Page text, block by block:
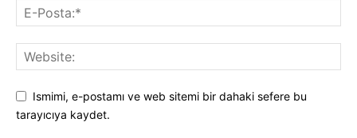
Ismimi, e-postamı ve web sitemi bir dahaki sefere bu
tarayıcıya kaydet.